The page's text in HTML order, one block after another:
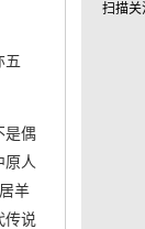
五
是偶
原人
羊
传说
扫描关